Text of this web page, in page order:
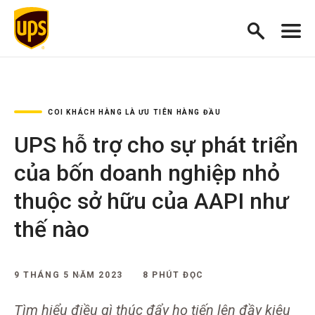
COI KHÁCH HÀNG LÀ ƯU TIÊN HÀNG ĐẦU
UPS hỗ trợ cho sự phát triển
của bốn doanh nghiệp nhỏ
thuộc sở hữu của AAPI như
thế nào
9 THÁNG 5 NĂM 2023 8 PHÚT ĐỌC
Tìm hiểu điều gì thúc đẩy họ tiến lên đầy kiêu